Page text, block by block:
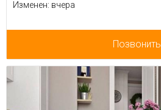
Изменен: вчера
Позвонить